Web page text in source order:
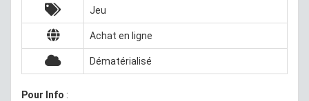
Jeu
Achat en ligne
Dématérialisé
Pour Info :